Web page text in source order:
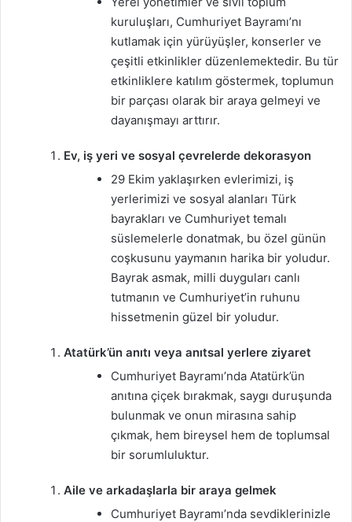
kuruluşları, Cumhuriyet Bayramı’nı
kutlamak için yürüyüşler, konserler ve
çeşitli etkinlikler düzenlemektedir. Bu tür
etkinliklere katılım göstermek, toplumun
bir parçası olarak bir araya gelmeyi ve
dayanışmayı arttırır.
Ev, iş yeri ve sosyal çevrelerde dekorasyon
29 Ekim yaklaşırken evlerimizi, iş
yerlerimizi ve sosyal alanları Türk
bayrakları ve Cumhuriyet temalı
süslemelerle donatmak, bu özel günün
coşkusunu yaymanın harika bir yoludur.
Bayrak asmak, milli duyguları canlı
tutmanın ve Cumhuriyet’in ruhunu
hissetmenin güzel bir yoludur.
Atatürk’ün anıtı veya anıtsal yerlere ziyaret
Cumhuriyet Bayramı’nda Atatürk’ün
anıtına çiçek bırakmak, saygı duruşunda
bulunmak ve onun mirasına sahip
çıkmak, hem bireysel hem de toplumsal
bir sorumluluktur.
Aile ve arkadaşlarla bir araya gelmek
Cumhuriyet Bayramı’nda sevdiklerinizle